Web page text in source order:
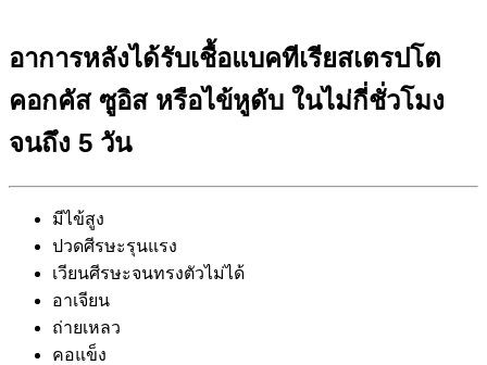
อาการหลังได้รับเชื้อแบคทีเรียสเตรปโต
คอกคัส ซูอิส หรือไข้หูดับ ในไม่กี่ชั่วโมง
จนถึง 5 วัน
มีไข้สูง
ปวดศีรษะรุนแรง
เวียนศีรษะจนทรงตัวไม่ได้
อาเจียน
ถ่ายเหลว
คอแข็ง